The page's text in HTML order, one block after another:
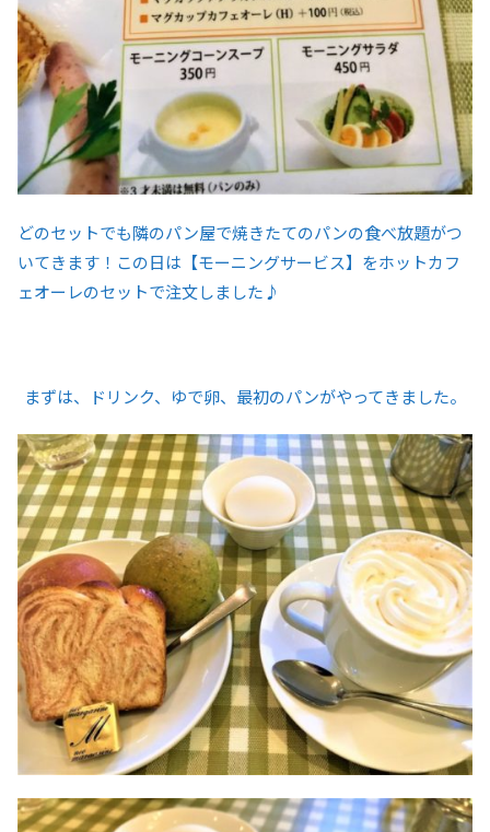
どのセットでも隣のパン屋で焼きたてのパンの食べ放題がつ
いてきます！この日は【モーニングサービス】をホットカフ
ェオーレのセットで注文しました♪
まずは、ドリンク、ゆで卵、最初のパンがやってきました。